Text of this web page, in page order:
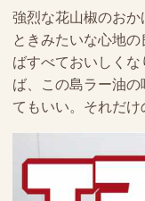
強烈な花山椒のお
ときみたいな心地
ばすべておいしく
ば、この島ラー油
てもいい。それだけ